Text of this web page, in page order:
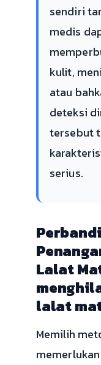
sendiri
medis
kulit,
atau
deteksi
tersebut
serius.
Lalat
lalat
Memilih